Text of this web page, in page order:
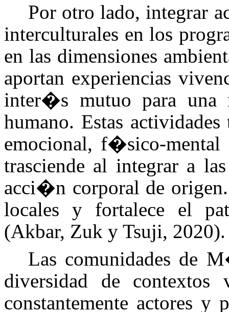
Por otro lado, integrar
interculturales en los
en las dimensiones
aportan experiencias
inter�s mutuo para una
humano. Estas
emocional, f�sico-
trasciende al integrar a
acci�n corporal de
locales y fortalece el
(Akbar, Zuk y Tsuji, 2020).
Las comunidades de
diversidad de
constantemente actores y